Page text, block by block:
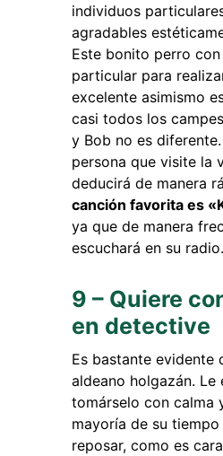
individuos
agradables
Este bonito perro
particular para
excelente asimismo
casi todos los
y Bob no es
persona que visite la
deducirá de manera
canción favorita es
ya que de manera
escuchará en su radio.
9 – Quiere
en detective
Es bastante evidente
aldeano holgazán. Le
tomárselo con calma
mayoría de su
reposar, como es